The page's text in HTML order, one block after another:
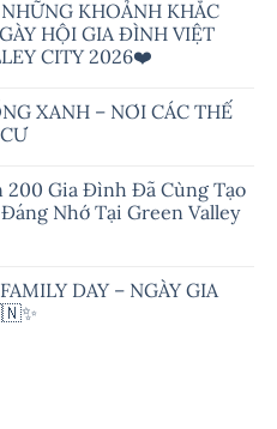
KHOẢNH KHẮC
HỘI GIA ĐÌNH VIỆT
CITY 2026❤️
XANH – NƠI CÁC THẾ
200 Gia Đình Đã Cùng Tạo
Nhớ Tại Green Valley
DAY – NGÀY GIA